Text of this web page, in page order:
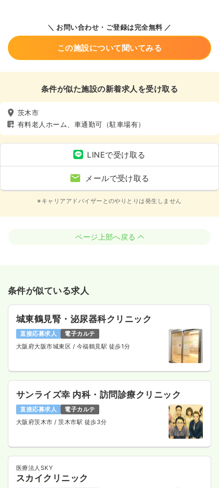
＼ お問い合わせ・ご登録は完全無料 ／
この施設について聞いてみる
条件が似た施設の新着求人を受け取る
茨木市
有料老人ホーム、車通勤可（駐車場有）
LINEで受け取る
メールで受け取る
※キャリアアドバイザーとのやりとりは発生しません
ページ上部へ戻る
条件が似ている求人
城東鶴見腎・泌尿器科クリニック
直接応募求人
電子カルテ
大阪府大阪市城東区 / 今福鶴見駅 徒歩1分
サンライズ幸 内科・訪問診療クリニック
直接応募求人
電子カルテ
大阪府茨木市/ 茨木市駅 徒歩3分
医療法人SKY
スカイクリニック